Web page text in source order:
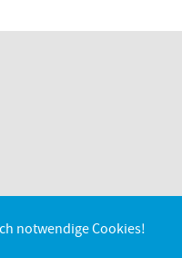
notwendige Cookies!